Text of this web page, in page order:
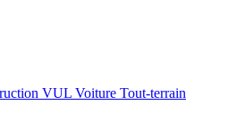
VUL Voiture Tout-terrain